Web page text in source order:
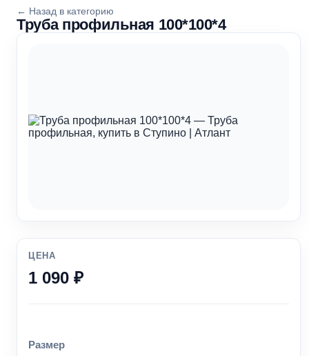
← Назад в категорию
Труба профильная 100*100*4
ЦЕНА
1 090 ₽
Размер